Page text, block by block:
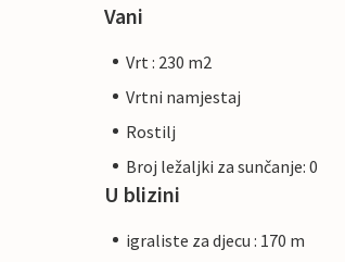
Vani
Vrt : 230 m2
Vrtni namjestaj
Rostilj
Broj ležaljki za sunčanje: 0
U blizini
igraliste za djecu : 170 m